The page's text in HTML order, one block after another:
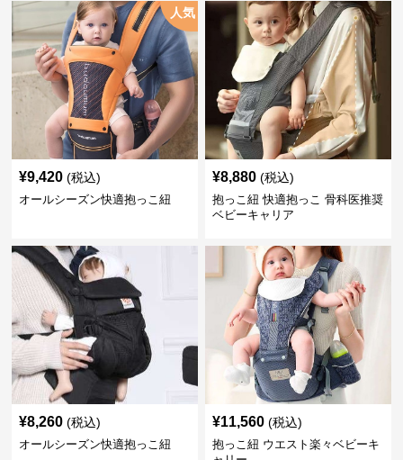
人気
¥9,420 (税込)
オールシーズン快適抱っこ紐
¥8,880 (税込)
抱っこ紐 快適抱っこ 骨科医推奨
ベビーキャリア
¥8,260 (税込)
オールシーズン快適抱っこ紐
¥11,560 (税込)
抱っこ紐 ウエスト楽々ベビーキ